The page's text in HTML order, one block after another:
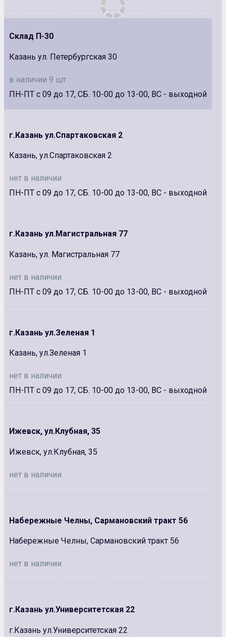
Склад П-30
Казань ул. Петербургская 30
в наличии 9 шт.
ПН-ПТ с 09 до 17, СБ. 10-00 до 13-00, ВС - выходной
г.Казань ул.Спартаковская 2
Казань, ул.Спартаковская 2
нет в наличии
ПН-ПТ с 09 до 17, СБ. 10-00 до 13-00, ВС - выходной
г.Казань ул.Магистральная 77
Казань, ул. Магистральная 77
нет в наличии
ПН-ПТ с 09 до 17, СБ. 10-00 до 13-00, ВС - выходной
г.Казань ул.Зеленая 1
Казань, ул.Зеленая 1
нет в наличии
ПН-ПТ с 09 до 17, СБ. 10-00 до 13-00, ВС - выходной
Ижевск, ул.Клубная, 35
Ижевск, ул.Клубная, 35
нет в наличии
Набережные Челны, Сармановский тракт 56
Набережные Челны, Сармановский тракт 56
нет в наличии
г.Казань ул.Университетская 22
г.Казань ул.Университетская 22